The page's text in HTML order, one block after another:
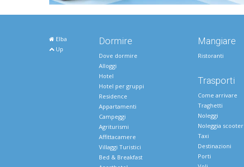
Elba
Up
Dormire
Dove dormire
Alloggi
Hotel
Hotel per gruppi
Residence
Appartamenti
Campeggi
Agriturismi
Affittacamere
Villaggi Turistici
Bed & Breakfast
Mangiare
Ristoranti
Trasporti
Come arrivare
Traghetti
Noleggi
Noleggia scooter
Taxi
Destinazioni
Porti